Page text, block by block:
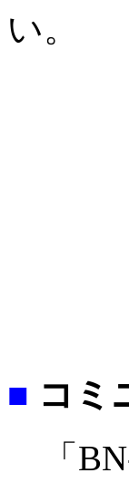
い。
■ コミ
「